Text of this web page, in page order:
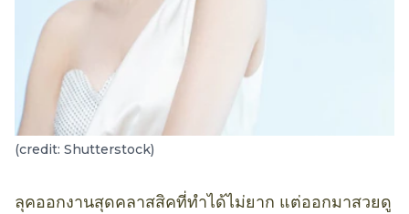
(credit: Shutterstock)
ลุคออกงานสุดคลาสสิคที่ทำได้ไม่ยาก แต่ออกมาสวยดู